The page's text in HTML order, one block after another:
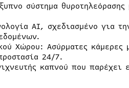
σύστημα
AI, σχεδιασμένο για
Χώρου: Ασύρματες κάμερες
24/7.
καπνού που παρέχει